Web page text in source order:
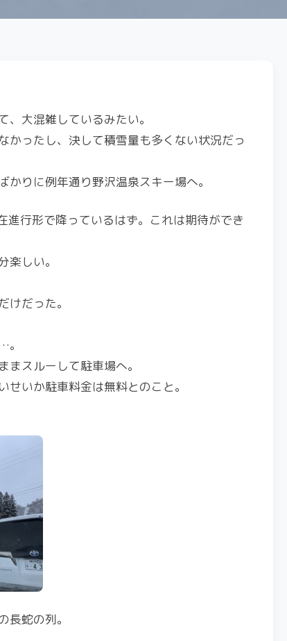
大混雑しているみたい。
かったし、決して積雪量も多くない状況だっ
りに例年通り野沢温泉スキー場へ。
行形で降っているはず。これは期待ができ
しい。
だった。
スルーして駐車場へ。
いか駐車料金は無料とのこと。
蛇の列。